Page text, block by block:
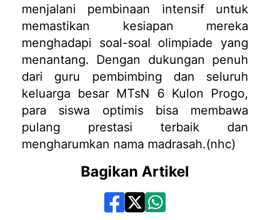
menjalani pembinaan intensif untuk
memastikan kesiapan mereka
menghadapi soal-soal olimpiade yang
menantang. Dengan dukungan penuh
dari guru pembimbing dan seluruh
keluarga besar MTsN 6 Kulon Progo,
para siswa optimis bisa membawa
pulang prestasi terbaik dan
mengharumkan nama madrasah.(nhc)
Bagikan Artikel